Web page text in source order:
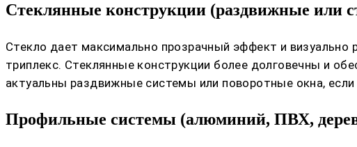
Стеклянные конструкции (раздвижные или
Стекло дает максимально прозрачный эффект и
триплекс. Стеклянные конструкции более долговечны и
актуальны раздвижные системы или поворотные окна,
Профильные системы (алюминий, ПВХ,